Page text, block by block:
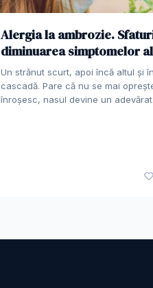
Alergia la ambrozie.
diminuarea simptomelor
Un strănut scurt, apoi încă altul și
cascadă. Pare că nu se mai
înroșesc, nasul devine un